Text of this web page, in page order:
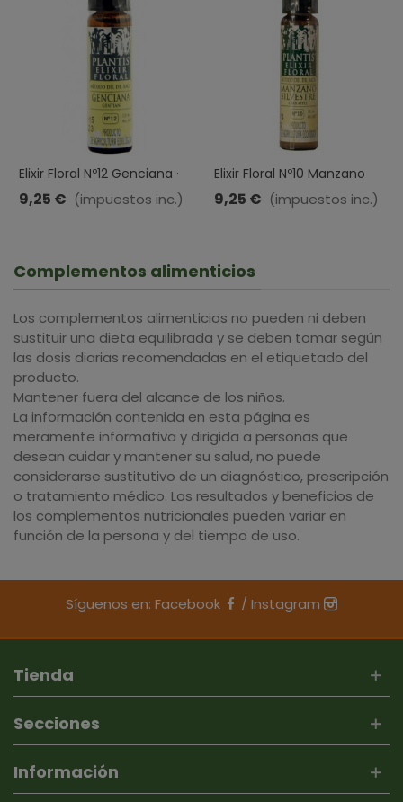
Elixir Floral Nº12 Genciana ·
Plantis · 10 ML
9,25 € (impuestos inc.)
Elixir Floral Nº10 Manzano
Silvestre · Plantis · 10 ML
9,25 € (impuestos inc.)
Complementos alimenticios
Los complementos alimenticios no pueden ni deben
sustituir una dieta equilibrada y se deben tomar según
las dosis diarias recomendadas en el etiquetado del
producto.
Mantener fuera del alcance de los niños.
La información contenida en esta página es
meramente informativa y dirigida a personas que
desean cuidar y mantener su salud, no puede
considerarse sustitutivo de un diagnóstico, prescripción
o tratamiento médico. Los resultados y beneficios de
los complementos nutricionales pueden variar en
función de la persona y del tiempo de uso.
Síguenos en: Facebook / Instagram
Tienda
Secciones
Información